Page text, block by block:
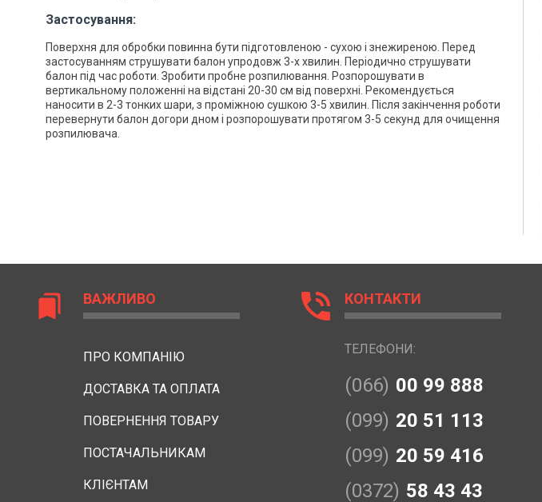
Застосування:
Поверхня для обробки повинна бути підготовленою - сухою і знежиреною. Перед
застосуванням струшувати балон упродовж 3-х хвилин. Періодично струшувати
балон під час роботи. Зробити пробне розпилювання. Розпорошувати в
вертикальному положенні на відстані 20-30 см від поверхні. Рекомендується
наносити в 2-3 тонких шари, з проміжною сушкою 3-5 хвилин. Після закінчення роботи
перевернути балон догори дном і розпорошувати протягом 3-5 секунд для очищення
розпилювача.
bookmarks ВАЖЛИВО
ПРО КОМПАНІЮ
ДОСТАВКА ТА ОПЛАТА
ПОВЕРНЕННЯ ТОВАРУ
ПОСТАЧАЛЬНИКАМ
КЛІЄНТАМ
phone_in_talk КОНТАКТИ
ТЕЛЕФОНИ:
(066) 00 99 888
(099) 20 51 113
(099) 20 59 416
(0372) 58 43 43